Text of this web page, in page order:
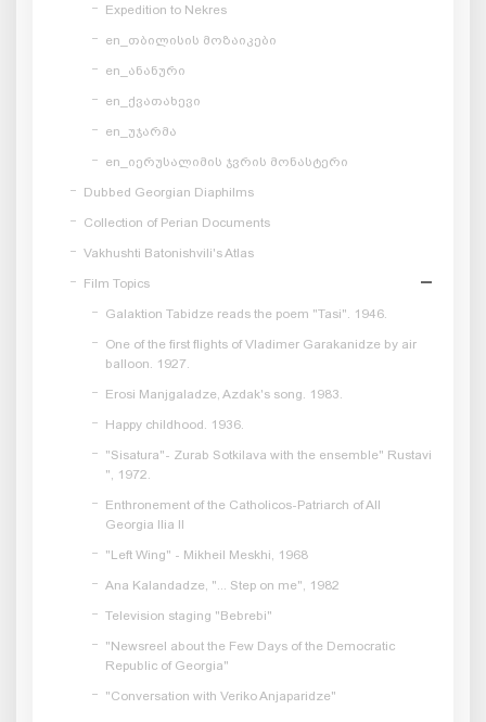
Expedition to Nekres
en_თბილისის მოზაიკები
en_ანანური
en_ქვათახევი
en_უჯარმა
en_იერუსალიმის ჯვრის მონასტერი
Dubbed Georgian Diaphilms
Collection of Perian Documents
Vakhushti Batonishvili's Atlas
Film Topics
Galaktion Tabidze reads the poem "Tasi". 1946.
One of the first flights of Vladimer Garakanidze by air
balloon. 1927.
Erosi Manjgaladze, Azdak's song. 1983.
Happy childhood. 1936.
"Sisatura"- Zurab Sotkilava with the ensemble" Rustavi
", 1972.
Enthronement of the Catholicos-Patriarch of All
Georgia Ilia II
"Left Wing" - Mikheil Meskhi, 1968
Ana Kalandadze, "... Step on me", 1982
Television staging "Bebrebi"
"Newsreel about the Few Days of the Democratic
Republic of Georgia"
"Conversation with Veriko Anjaparidze"